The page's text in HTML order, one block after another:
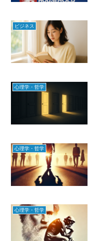
ビジネス
心理学・哲学
心理学・哲学
心理学・哲学